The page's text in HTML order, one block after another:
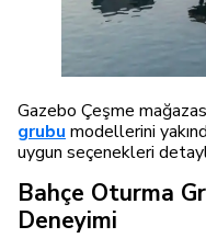
Gazebo Çeşme
grubu modellerini
uygun seçenekleri
Bahçe Oturma
Deneyimi